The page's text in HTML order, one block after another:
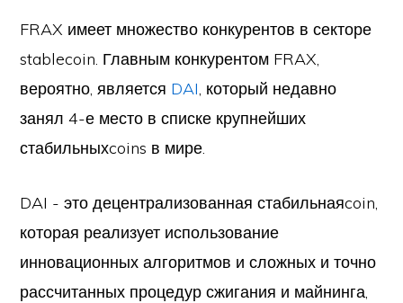
FRAX имеет множество конкурентов в секторе
stablecoin. Главным конкурентом FRAX,
вероятно, является DAI, который недавно
занял 4-е место в списке крупнейших
стабильныхcoins в мире.
DAI - это децентрализованная стабильнаяcoin,
которая реализует использование
инновационных алгоритмов и сложных и точно
рассчитанных процедур сжигания и майнинга,